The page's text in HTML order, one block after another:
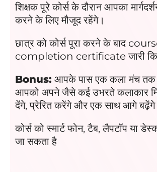
शिक्षक पूरे कोर्स के दौरान आपका
करने के लिए मौजूद रहेंगे।
छात्र को कोर्स पूरा करने के बाद
completion certificate जारी
Bonus: आपके पास एक कला मंच तक
आपको अपने जैसे कई उभरते कलाकार
देंगे, प्रेरित करेंगे और एक साथ आगे
कोर्स को स्मार्ट फोन, टैब, लैपटॉप या
जा सकता है